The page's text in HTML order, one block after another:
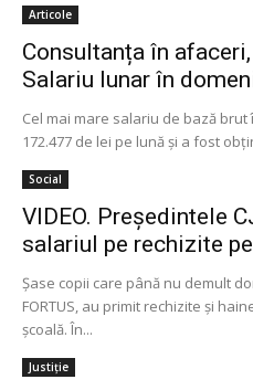
Articole
Consultanța în
Salariu lunar în
Cel mai mare salariu de bază
172.477 de lei pe lună şi a fost
Social
VIDEO. Președintele
salariul pe rechizite
Șase copii care până nu demult
FORTUS, au primit rechizite și
școală. În...
Justiție